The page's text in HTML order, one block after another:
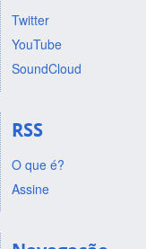
Twitter
YouTube
SoundCloud
RSS
O que é?
Assine